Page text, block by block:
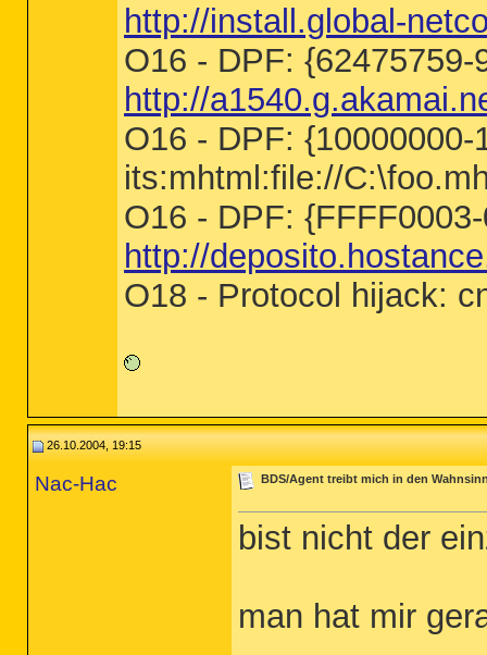
http://install.global-
O16 - DPF:
http://
O16 - DPF:
its:mhtml:file://
O16 - DPF:
http://
O18 - Protocol hijack:
26.10.2004, 19:15
Nac-Hac BDS/Agent treibt mich in den
bist nicht der
man hat mir